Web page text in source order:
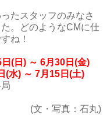
たスタッフのみなさ
。どのようなCMに仕
ね！
(日) ～ 6月30日(金)
(水) ～ 7月15日(土)
(文・写真：石丸)